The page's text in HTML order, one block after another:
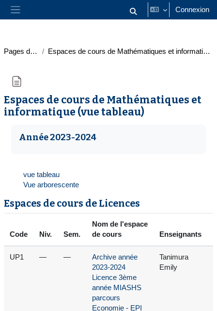
Passer au contenu principal
Panneau latéral Activer/désactiver la saisie
Connexion
Pages du site Espaces de cours de Mathématiques et informatique (vue tableau)
Espaces de cours de Mathématiques et
informatique (vue tableau)
Année 2023-2024
vue tableau
Vue arborescente
Espaces de cours de Licences
Code Niv. Sem.
Nom de l'espace
de cours
Enseignants
UP1 — —
Archive année
2023-2024
Licence 3ème
année MIASHS
parcours
Economie - EPI
Tanimura
Emily